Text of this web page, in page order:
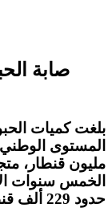
بلغت كميات
المستوى الوطني إلى غاية 6
مليون قنطار،
الخمس سنوات
حدود 229 ألف قنطار